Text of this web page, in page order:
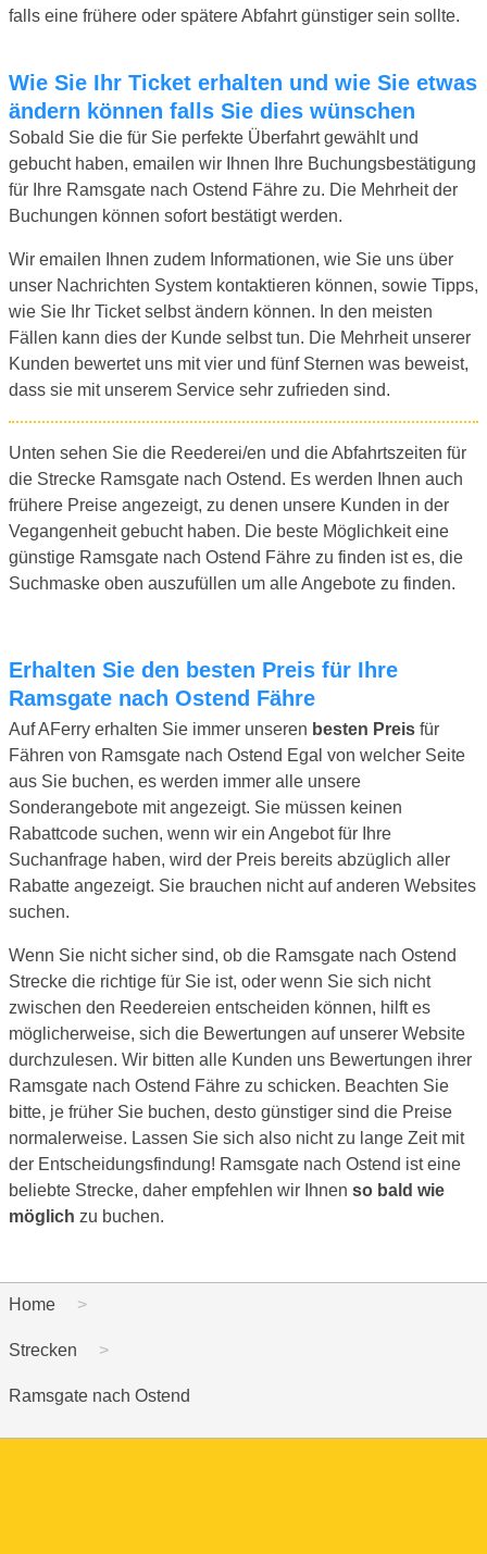
falls eine frühere oder spätere Abfahrt günstiger sein sollte.
Wie Sie Ihr Ticket erhalten und wie Sie etwas
ändern können falls Sie dies wünschen
Sobald Sie die für Sie perfekte Überfahrt gewählt und
gebucht haben, emailen wir Ihnen Ihre Buchungsbestätigung
für Ihre Ramsgate nach Ostend Fähre zu. Die Mehrheit der
Buchungen können sofort bestätigt werden.
Wir emailen Ihnen zudem Informationen, wie Sie uns über
unser Nachrichten System kontaktieren können, sowie Tipps,
wie Sie Ihr Ticket selbst ändern können. In den meisten
Fällen kann dies der Kunde selbst tun. Die Mehrheit unserer
Kunden bewertet uns mit vier und fünf Sternen was beweist,
dass sie mit unserem Service sehr zufrieden sind.
Unten sehen Sie die Reederei/en und die Abfahrtszeiten für
die Strecke Ramsgate nach Ostend. Es werden Ihnen auch
frühere Preise angezeigt, zu denen unsere Kunden in der
Vegangenheit gebucht haben. Die beste Möglichkeit eine
günstige Ramsgate nach Ostend Fähre zu finden ist es, die
Suchmaske oben auszufüllen um alle Angebote zu finden.
Erhalten Sie den besten Preis für Ihre
Ramsgate nach Ostend Fähre
Auf AFerry erhalten Sie immer unseren besten Preis für
Fähren von Ramsgate nach Ostend Egal von welcher Seite
aus Sie buchen, es werden immer alle unsere
Sonderangebote mit angezeigt. Sie müssen keinen
Rabattcode suchen, wenn wir ein Angebot für Ihre
Suchanfrage haben, wird der Preis bereits abzüglich aller
Rabatte angezeigt. Sie brauchen nicht auf anderen Websites
suchen.
Wenn Sie nicht sicher sind, ob die Ramsgate nach Ostend
Strecke die richtige für Sie ist, oder wenn Sie sich nicht
zwischen den Reedereien entscheiden können, hilft es
möglicherweise, sich die Bewertungen auf unserer Website
durchzulesen. Wir bitten alle Kunden uns Bewertungen ihrer
Ramsgate nach Ostend Fähre zu schicken. Beachten Sie
bitte, je früher Sie buchen, desto günstiger sind die Preise
normalerweise. Lassen Sie sich also nicht zu lange Zeit mit
der Entscheidungsfindung! Ramsgate nach Ostend ist eine
beliebte Strecke, daher empfehlen wir Ihnen so bald wie
möglich zu buchen.
Home
Strecken
Ramsgate nach Ostend